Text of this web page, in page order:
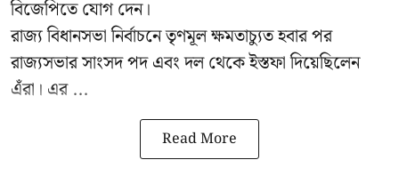
বিজেপিতে যোগ দেন।
রাজ্য বিধানসভা নির্বাচনে তৃণমূল ক্ষমতাচ্যুত হবার পর
রাজ্যসভার সাংসদ পদ এবং দল থেকে ইস্তফা দিয়েছিলেন
এঁরা। এর ...
Read More